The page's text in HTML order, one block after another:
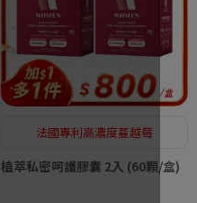
法國專利高濃度蔓越莓
植萃私密呵護膠囊 2入 (60顆/盒)